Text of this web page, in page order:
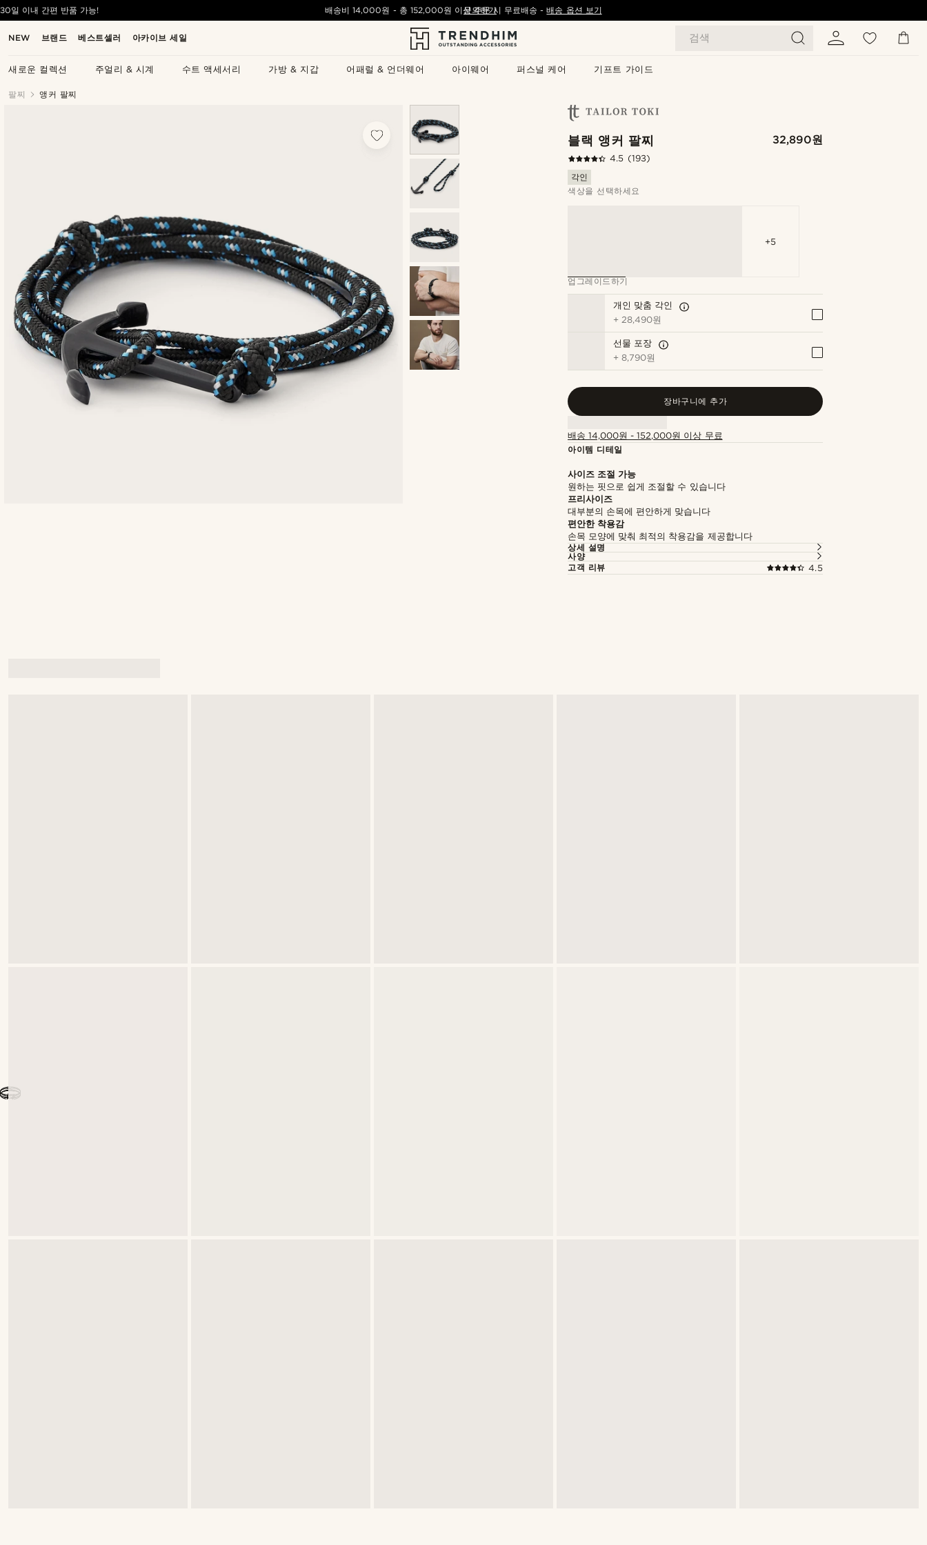
NEW 브랜드 베스트셀러 아카이브 세일 검색
새로운 컬렉션 주얼리 & 시계 수트 액세서리 가방 & 지갑 어패럴 & 언더웨어 아이웨어 퍼스널 케어 기프트 가이드
30일 이내 간편 반품 가능! 배송비14,000원 - 총 152,000원 이상 주문 시 무료배송- 배송 옵션 보기
문의하기
팔찌 앵커 팔찌
블랙 앵커 팔찌 32,890원
4.5 (193)
각인
색상을 선택하세요
+5
업그레이드하기
개인 맞춤 각인
+28,490원
선물 포장
+8,790원
장바구니에 추가
배송 14,000원 - 152,000원 이상 무료
아이템 디테일
사이즈 조절 가능
원하는 핏으로 쉽게 조절할 수 있습니다
프리사이즈
대부분의 손목에 편안하게 맞습니다
편안한 착용감
손목 모양에 맞춰 최적의 착용감을 제공합니다
상세 설명
사양
고객 리뷰
4.5